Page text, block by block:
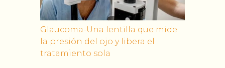
Glaucoma-Una lentilla que mide
la presión del ojo y libera el
tratamiento sola